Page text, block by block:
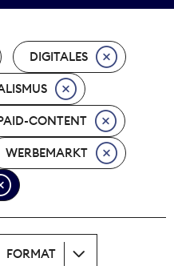
DIGITALES
CONTENT
WERBEMARKT
FORMAT